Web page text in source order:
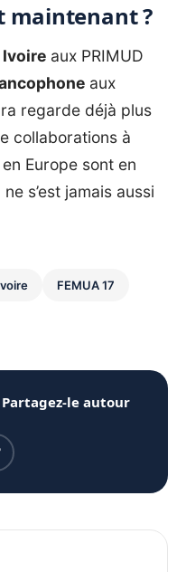
maintenant ?
aux PRIMUD
aux
regarde déjà plus
collaborations à
Europe sont en
s’est jamais aussi
FEMUA 17
le autour